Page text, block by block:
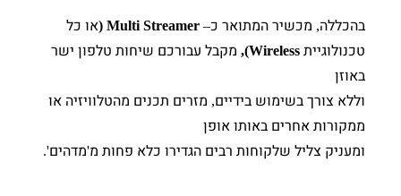
בהכללה, מכשיר המתואר כ–
Multi Streamer ( או כל
טכנולוגיית Wireless),
מקבל עבורכם שיחות טלפון ישר
באוזן
וללא צורך בשימוש בידיים, מזרים תכנים מהטלוויזיה או
ממקורות אחרים באותו אופן
ומעניק צליל שלקוחות רבים הגדירו כלא פחות מ'מדהים'.